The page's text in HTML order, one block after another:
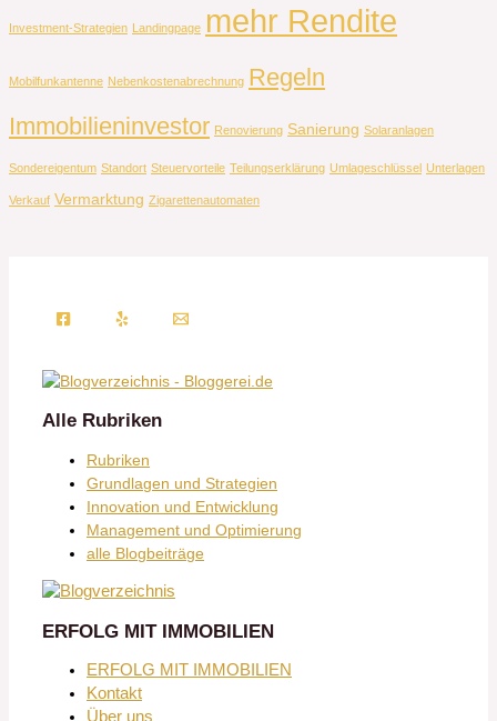
Investment-Strategien Landingpage mehr Rendite
Mobilfunkantenne Nebenkostenabrechnung Regeln
Immobilieninvestor Renovierung Sanierung Solaranlagen
Sondereigentum Standort Steuervorteile Teilungserklärung Umlageschlüssel Unterlagen
Verkauf Vermarktung Zigarettenautomaten
Alle Rubriken
Rubriken
Grundlagen und Strategien
Innovation und Entwicklung
Management und Optimierung
alle Blogbeiträge
ERFOLG MIT IMMOBILIEN
ERFOLG MIT IMMOBILIEN
Kontakt
Über uns